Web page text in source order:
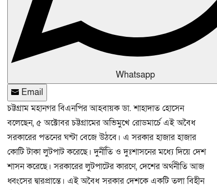
Whatsapp
Email
চট্টগ্রাম মহানগর বিএনপির আহবায়ক ডা. শাহাদাত হোসেন
বলেছেন, ৫ অক্টোবর চট্টগ্রামের অভিমুখে রোডমার্চে এই অবৈধ
সরকারের পতনের ঘন্টা বেজে উঠবে। এ সরকার হাজার হাজার
কোটি টাকা লুটপাট করেছে। দুর্নীতি ও দুঃশাসনের মধ্যে দিয়ে দেশ
শাসন করেছে। সরকারের লুটপাটের কারণে, দেশের অর্থনীতি আজ
ধ্বংসের দ্বারপ্রান্তে। এই অবৈধ সরকার দেশকে একটি তলা বিহীন